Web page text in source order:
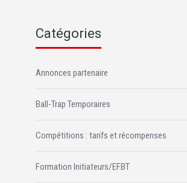
Catégories
Annonces partenaire
Ball-Trap Temporaires
Compétitions : tarifs et récompenses
Formation Initiateurs/EFBT